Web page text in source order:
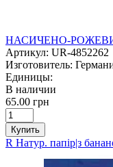
НАСИЧЕНО-
Артикул: UR-4852262
Изготовитель:
Единицы:
В наличии
65.00 грн
Купить
R Натур. папір|з